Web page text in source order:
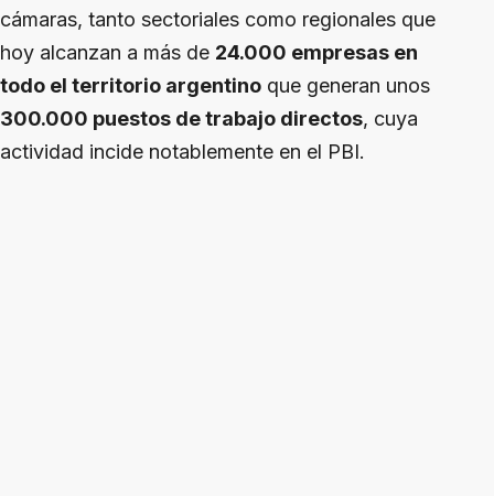
cámaras, tanto sectoriales como regionales que
hoy alcanzan a más de 24.000 empresas en
todo el territorio argentino que generan unos
300.000 puestos de trabajo directos, cuya
actividad incide notablemente en el PBI.